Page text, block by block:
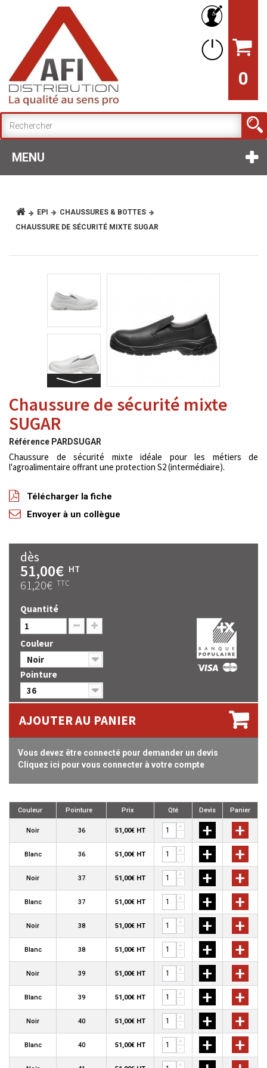
0
MENU
EPI
CHAUSSURES & BOTTES
CHAUSSURE DE SÉCURITÉ MIXTE SUGAR
Chaussure de sécurité mixte
SUGAR
Référence PARDSUGAR
Chaussure de sécurité mixte idéale pour les métiers de
l'agroalimentaire offrant une protection S2 (intermédiaire).
Télécharger la fiche
Envoyer à un collègue
dès
51,00€ HT
61,20€ TTC
Quantité
Couleur
Noir
Pointure
36
AJOUTER AU PANIER
Vous devez être connecté pour demander un devis
Cliquez ici pour vous connecter à votre compte
Couleur Pointure Prix Qté Devis Panier
Noir 36 51,00€ HT
+
-
+ +
Blanc 36 51,00€ HT
+
-
+ +
Noir 37 51,00€ HT
+
-
+ +
Blanc 37 51,00€ HT
+
-
+ +
Noir 38 51,00€ HT
+
-
+ +
Blanc 38 51,00€ HT
+
-
+ +
Noir 39 51,00€ HT
+
-
+ +
Blanc 39 51,00€ HT
+
-
+ +
Noir 40 51,00€ HT
+
-
+ +
Blanc 40 51,00€ HT
+
-
+ +
+